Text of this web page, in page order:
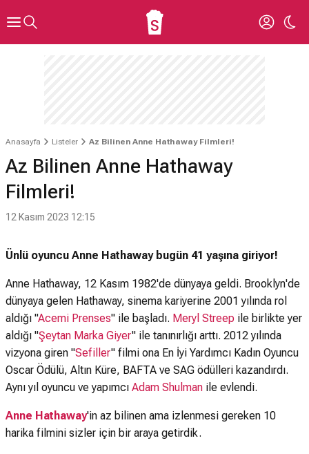
Anasayfa Listeler Az Bilinen Anne Hathaway Filmleri!
Az Bilinen Anne Hathaway
Filmleri!
12 Kasım 2023 12:15
Ünlü oyuncu Anne Hathaway bugün 41 yaşına giriyor!
Anne Hathaway, 12 Kasım 1982'de dünyaya geldi. Brooklyn'de
dünyaya gelen Hathaway, sinema kariyerine 2001 yılında rol
aldığı "Acemi Prenses" ile başladı. Meryl Streep ile birlikte yer
aldığı "Şeytan Marka Giyer" ile tanınırlığı arttı. 2012 yılında
vizyona giren "Sefiller" filmi ona En İyi Yardımcı Kadın Oyuncu
Oscar Ödülü, Altın Küre, BAFTA ve SAG ödülleri kazandırdı.
Aynı yıl oyuncu ve yapımcı Adam Shulman ile evlendi.
Anne Hathaway'in az bilinen ama izlenmesi gereken 10
harika filmini sizler için bir araya getirdik.